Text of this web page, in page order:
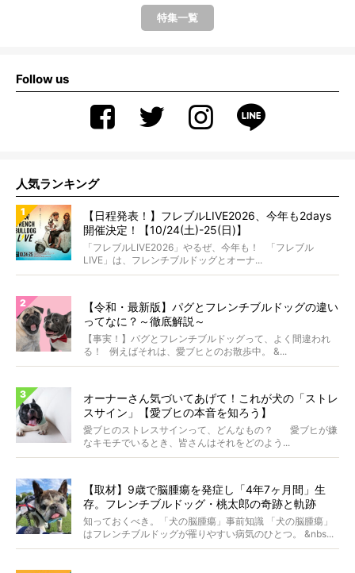
特集一覧
Follow us
人気ランキング
【日程発表！】フレブルLIVE2026、今年も2days
開催決定！【10/24(土)-25(日)】
「フレブルLIVE2026」やるぜ、今年も！ 「フレブル
LIVE」は、フレンチブルドッグとオーナ...
【令和・最新版】パグとフレンチブルドッグの違い
ってなに？～徹底解説～
【事実！】パグとフレンチブルドッグって、よく間違われ
る！ 例えばそれは、愛ブヒとのお散歩中。 &...
オーナーさん気づいてあげて！これが犬の「ストレ
スサイン」【愛ブヒの本音を知ろう】
愛ブヒのストレスサインって、どんなもの？ 愛ブヒが嫌
なキモチでいるとき、皆さんはそれをどのよう...
【取材】9歳で脳腫瘍を発症し「4年7ヶ月間」生
存。フレンチブルドッグ・桃太郎の奇跡と軌跡
知っておくべき。「犬の脳腫瘍」事前知識 「犬の脳腫瘍」
はフレンチブルドッグが罹りやすい病気のひとつ。 &nbs...